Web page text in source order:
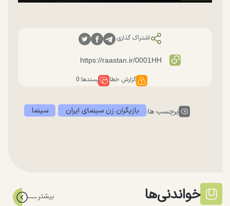
اشتراک گذاری:
گزارش خطا پسندها:0
برچسب ها: بازیگران زن سینمای ایران سینما
خواندنی‌ها